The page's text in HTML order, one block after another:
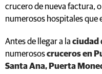
crucero de nueva factura,
numerosos hospitales que
Antes de llegar a la ciudad
numerososcruceros en
Santa Ana, Puerta